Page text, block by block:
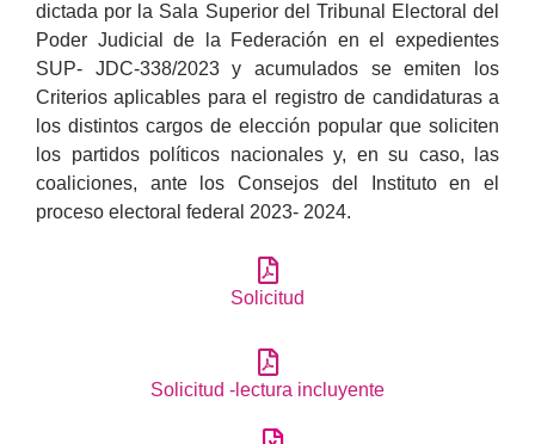
dictada por la Sala Superior del Tribunal Electoral del
Poder Judicial de la Federación en el expedientes
SUP- JDC-338/2023 y acumulados se emiten los
Criterios aplicables para el registro de candidaturas a
los distintos cargos de elección popular que soliciten
los partidos políticos nacionales y, en su caso, las
coaliciones, ante los Consejos del Instituto en el
proceso electoral federal 2023- 2024.
Solicitud
Solicitud -lectura incluyente